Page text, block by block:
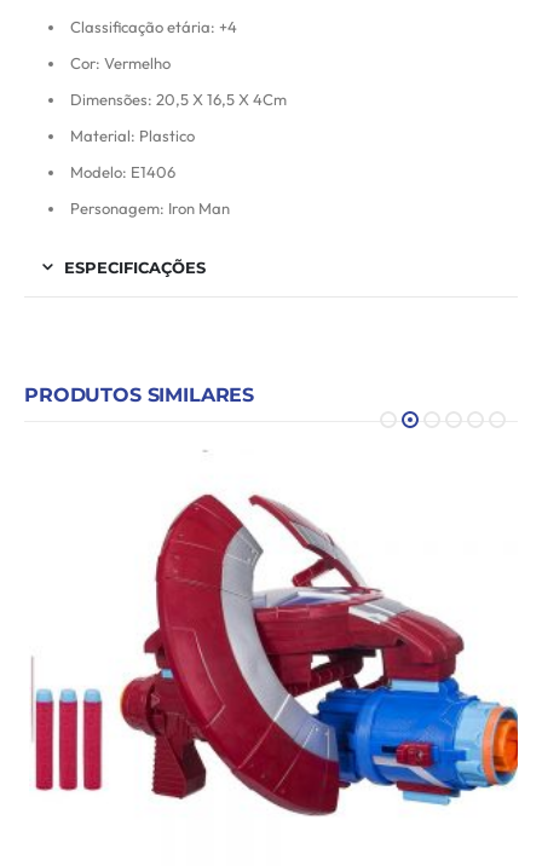
Classificação etária: +4
Cor: Vermelho
Dimensões: 20,5 X 16,5 X 4Cm
Material: Plastico
Modelo: E1406
Personagem: Iron Man
ESPECIFICAÇÕES
PRODUTOS SIMILARES